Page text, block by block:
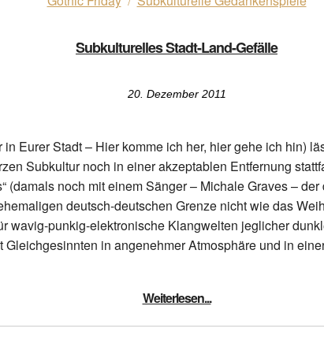
Subkulturelles Stadt-Land-Gefälle
20. Dezember 2011
Eurer Stadt – Hier komme ich her, hier gehe ich hin)
Subkultur noch in einer akzeptablen Entfernung
(damals noch mit einem Sänger – Michale Graves –
deutsch-deutschen Grenze nicht wie das
wavig-punkig-elektronische Klangwelten jeglicher
in angenehmer Atmosphäre und in
Weiterlesen...